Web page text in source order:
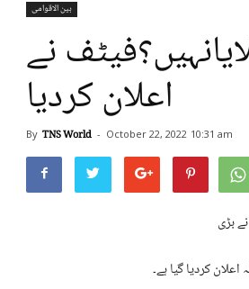
بین الاقوامی
نے
اعلان کردیا
By TNS World - October 22, 2022 10:31 am
بڑی
کردیا گیا ہے۔